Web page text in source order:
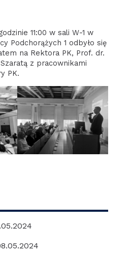
11:00 w sali W-1 w
Podchorążych 1 odbyło się
na Rektora PK, Prof. dr.
z pracownikami
PK.